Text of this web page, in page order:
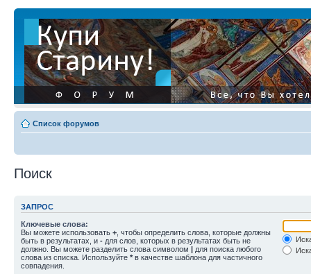
Список форумов
Поиск
ЗАПРОС
Ключевые слова:
Вы можете использовать + , чтобы определить слова, которые должны
быть в результатах, и - для слов, которых в результатах быть не
должно. Вы можете разделить слова символом | для поиска любого
слова из списка. Используйте * в качестве шаблона для частичного
совпадения.